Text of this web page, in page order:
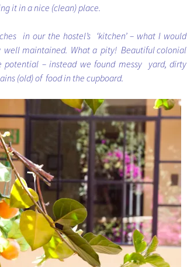
it in a nice (clean) place.
in our the hostel’s ‘kitchen’ – what I would
well maintained. What a pity! Beautiful colonial
– instead we found messy yard, dirty
(old) of food in the cupboard.